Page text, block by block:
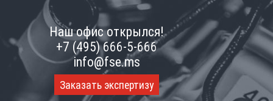
Наш офис открылся!
+7 (495) 666-5-666
info@fse.ms
Заказать экспертизу